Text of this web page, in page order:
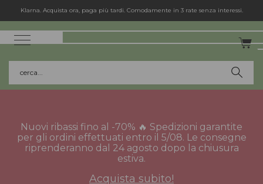
Klarna. Acquista ora, paga più tardi. Comodamente in 3 rate senza interessi.
cerca...
Nuovi ribassi fino al -70% 🔥 Spedizioni garantite
per gli ordini effettuati entro il 5/08. Le consegne
riprenderanno dal 24 agosto dopo la chiusura
estiva.
Acquista subito!